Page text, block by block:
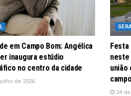
em Campo Bom: Angélica
inaugura estúdio
no centro da cidade
de 2026
Festa
neste
união
24 de